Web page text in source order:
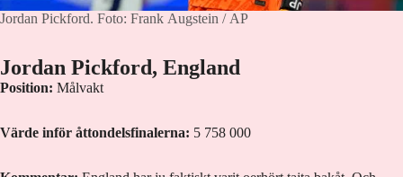
Jordan Pickford. Foto: Frank Augstein / AP
Jordan Pickford, England
Position: Målvakt
Värde inför åttondelsfinalerna: 5 758 000